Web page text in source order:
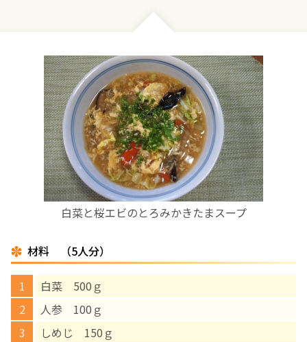
白菜と桜エビのとろみかきたまスープ
材料 （5人分）
白菜 500ｇ
人参 100ｇ
しめじ 150ｇ
診療料金
お産について
親と子の結びつき支援
母乳育児
予防接種
‘さんルーム’ でさまざまな講座・クラス
遠方にお住まいで当院での出産を希望される方へ